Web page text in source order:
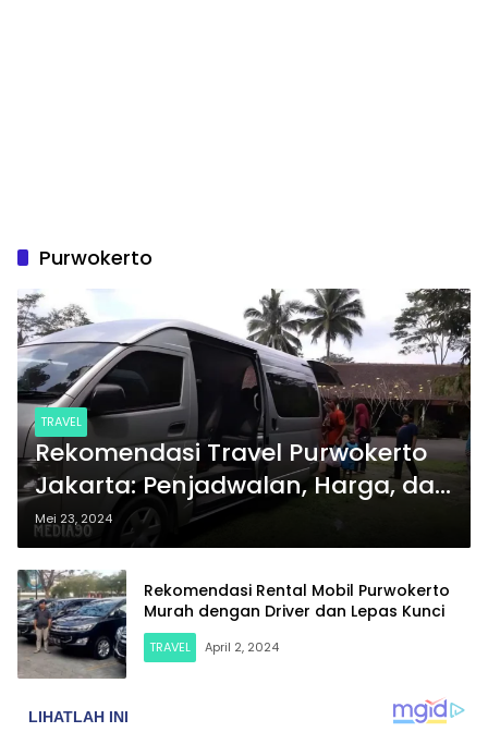
Purwokerto
TRAVEL
Rekomendasi Travel Purwokerto
Jakarta: Penjadwalan, Harga, dan
Fasilitas Travel
Mei 23, 2024
Rekomendasi Rental Mobil Purwokerto
Murah dengan Driver dan Lepas Kunci
TRAVEL April 2, 2024